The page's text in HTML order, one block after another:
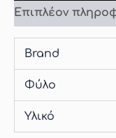
Επιπλέον
Brand
Φύλο
Υλικό